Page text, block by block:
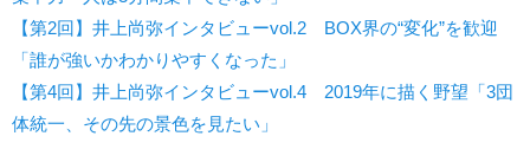
【第2回】井上尚弥インタビューvol.2 BOX界の“変化”を歓迎
「誰が強いかわかりやすくなった」
【第4回】井上尚弥インタビューvol.4 2019年に描く野望「3団
体統一、その先の景色を見たい」